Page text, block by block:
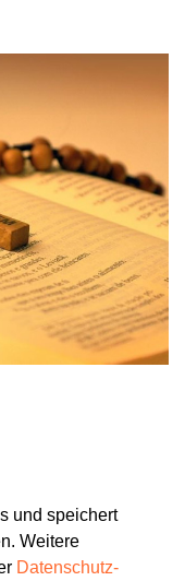
und speichert
Weitere
Datenschutz-